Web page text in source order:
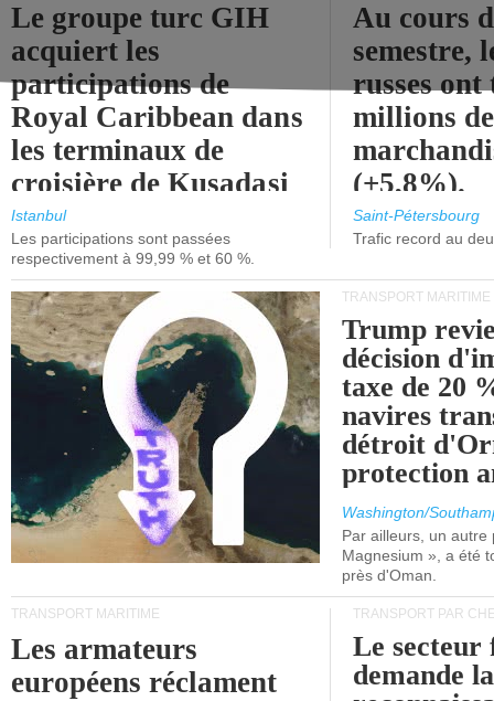
Le groupe turc GIH
acquiert les
participations de
Royal Caribbean dans
les terminaux de
croisière de Kusadasi
et de Lisbonne.
Istanbul
Les participations sont passées
respectivement à 99,99 % et 60 %.
Au cours
semestre,
russes
millions
(+5,8%).
Saint-Pétersbourg
Trafic record au
TRANSPORT MARITIME
Trump
décision
taxe de 20
navires
détroit
protection
Washington/
Par ailleurs, un autre
Magnesium », a été
près d'Oman.
TRANSPORT MARITIME
Les armateurs
européens réclament
TRANSPORT PAR
Le
demande la